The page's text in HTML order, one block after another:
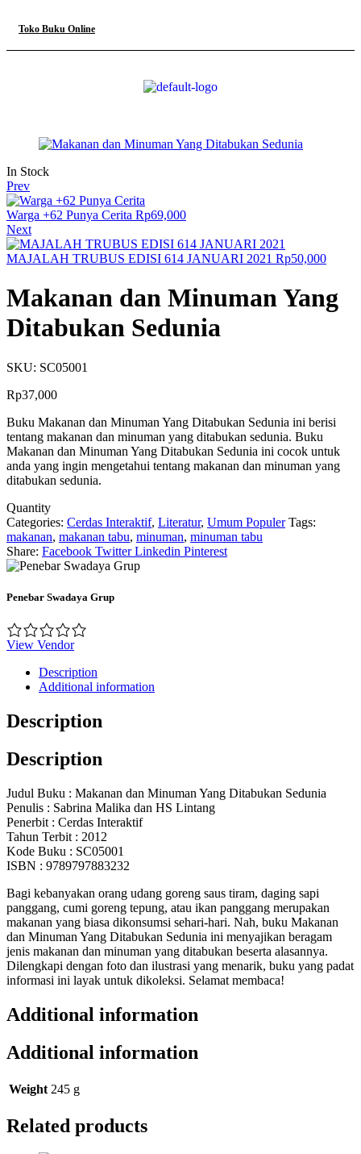
Toko Buku Online
In Stock
Prev
Warga +62 Punya Cerita Rp69,000
Next
MAJALAH TRUBUS EDISI 614 JANUARI 2021 Rp50,000
Makanan dan Minuman Yang
Ditabukan Sedunia
SKU: SC05001
Rp37,000
Buku Makanan dan Minuman Yang Ditabukan Sedunia ini berisi
tentang makanan dan minuman yang ditabukan sedunia. Buku
Makanan dan Minuman Yang Ditabukan Sedunia ini cocok untuk
anda yang ingin mengetahui tentang makanan dan minuman yang
ditabukan sedunia.
Quantity
Categories: Cerdas Interaktif, Literatur, Umum Populer Tags:
makanan, makanan tabu, minuman, minuman tabu
Share: Facebook Twitter Linkedin Pinterest
Penebar Swadaya Grup
View Vendor
Description
Additional information
Description
Description
Judul Buku : Makanan dan Minuman Yang Ditabukan Sedunia
Penulis : Sabrina Malika dan HS Lintang
Penerbit : Cerdas Interaktif
Tahun Terbit : 2012
Kode Buku : SC05001
ISBN : 9789797883232
Bagi kebanyakan orang udang goreng saus tiram, daging sapi
panggang, cumi goreng tepung, atau ikan panggang merupakan
makanan yang biasa dikonsumsi sehari-hari. Nah, buku Makanan
dan Minuman Yang Ditabukan Sedunia ini menyajikan beragam
jenis makanan dan minuman yang ditabukan beserta alasannya.
Dilengkapi dengan foto dan ilustrasi yang menarik, buku yang padat
informasi ini layak untuk dikoleksi. Selamat membaca!
Additional information
Additional information
Weight 245 g
Related products